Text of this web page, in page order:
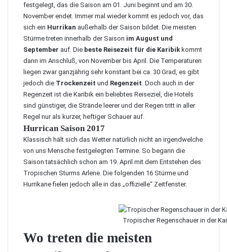
festgelegt, das die Saison am 01. Juni beginnt und am 30.
November endet. Immer mal wieder kommt es jedoch vor, das
sich ein Hurrikan außerhalb der Saison bildet. Die meisten
Stürme treten innerhalb der Saison im August und
September auf. Die beste Reisezeit für die Karibik kommt
dann im Anschluß, von November bis April. Die Temperaturen
liegen zwar ganzjährig sehr konstant bei ca. 30 Grad, es gibt
jedoch die Trockenzeit und Regenzeit. Doch auch in der
Regenzeit ist die Karibik ein beliebtes Reiseziel, die Hotels
sind günstiger, die Strände leerer und der Regen tritt in aller
Regel nur als kurzer, heftiger Schauer auf.
Hurrican Saison 2017
Klassisch hält sich das Wetter natürlich nicht an irgendwelche
von uns Mensche festgelegten Termine. So begann die
Saison tatsächlich schon am 19. April mit dem Entstehen des
Tropischen Sturms Arlene. Die folgenden 16 Stürme und
Hurrikane fielen jedoch alle in das „offizielle“ Zeitfenster.
Tropischer Regenschauer in der
Wo treten die meisten